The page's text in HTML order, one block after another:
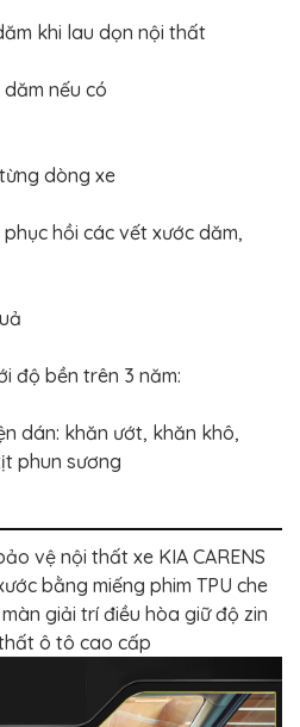
khi lau dọn nội thất
nếu có
dòng xe
hồi các vết xước dăm,
độ bền trên 3 năm:
dán: khăn ướt, khăn khô,
phun sương
vệ nội thất xe KIA CARENS
bằng miếng phim TPU che
giải trí điều hòa giữ độ zin
ô tô cao cấp